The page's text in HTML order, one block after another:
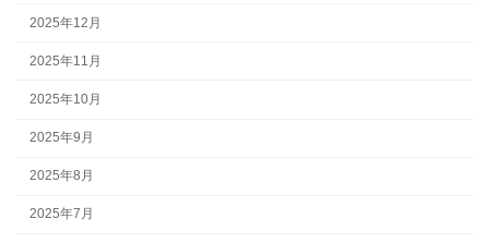
2025年12月
2025年11月
2025年10月
2025年9月
2025年8月
2025年7月